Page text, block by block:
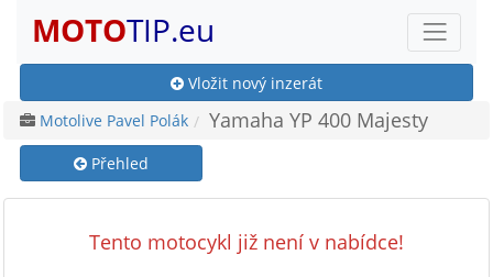
MOTOTIP.eu
Vložit nový inzerát
Motolive Pavel Polák
Yamaha YP 400 Majesty
Přehled
Tento motocykl již není v nabídce!